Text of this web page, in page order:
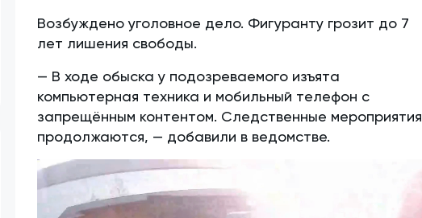
Возбуждено уголовное дело. Фигуранту грозит до 7
лет лишения свободы.
— В ходе обыска у подозреваемого изъята
компьютерная техника и мобильный телефон с
запрещённым контентом. Следственные мероприятия
продолжаются, — добавили в ведомстве.